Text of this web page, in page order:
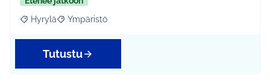
Rajaa tulokset aihepiirin mukaan: Hyrylä
Hyrylä Rajaa tulokset teeman mukaan: Ympäristö
Ympäristö
Tutustu